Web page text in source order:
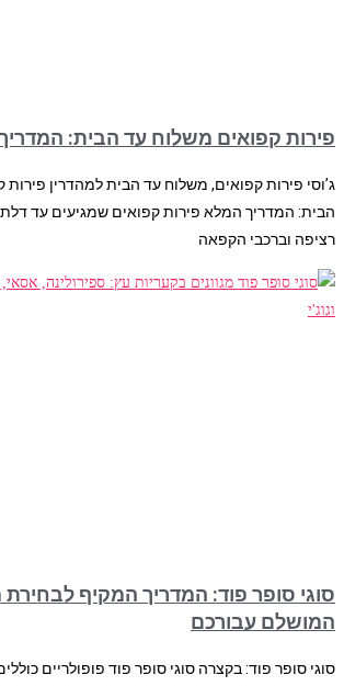
פירות קפואים משלוח עד הבית:
ג’וסי פירות קפואים, משלוח עד הבית למהדרין פירות
הבית: המדריך המלא פירות קפואים שמגיעים עד
רציפה וברכבי הקפאה
סוגי סופר פוד: המדריך המקיף לבחירת
המושלם עבורכם
סוגי סופר פוד: בקצרה סוגי סופר פוד פופולריים